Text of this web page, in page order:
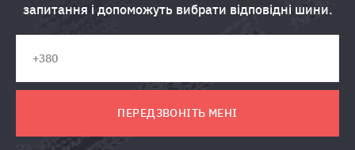
запитання і допоможуть вибрати відповідні шини.
ПЕРЕДЗВОНІТЬ МЕНІ